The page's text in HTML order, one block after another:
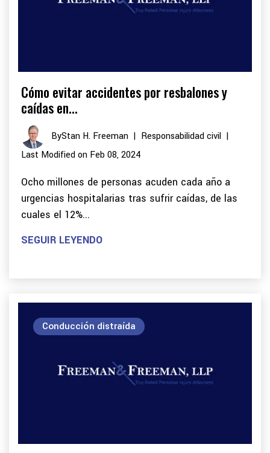
Cómo evitar accidentes por resbalones y
caídas en...
ByStan H. Freeman | Responsabilidad civil |
Last Modified on Feb 08, 2024
Ocho millones de personas acuden cada año a
urgencias hospitalarias tras sufrir caídas, de las
cuales el 12%...
SEGUIR LEYENDO
Conducción distraída